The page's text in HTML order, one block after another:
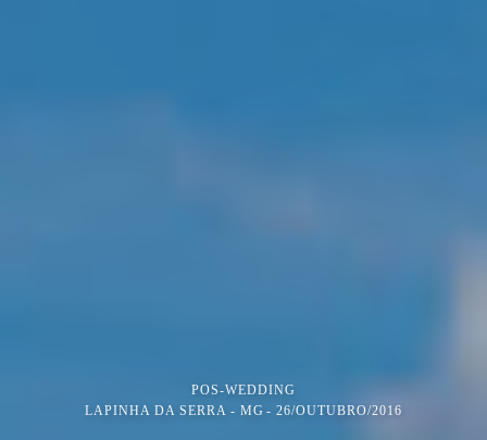
POS-WEDDING
LAPINHA DA SERRA - MG
26/OUTUBRO/2016